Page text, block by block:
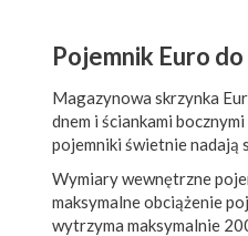
Pojemnik Euro
Magazynowa skrzynka
dnem i ściankami
pojemniki świetnie nadają
Wymiary wewnętrzne
maksymalne obciążenie
wytrzyma maksymalnie